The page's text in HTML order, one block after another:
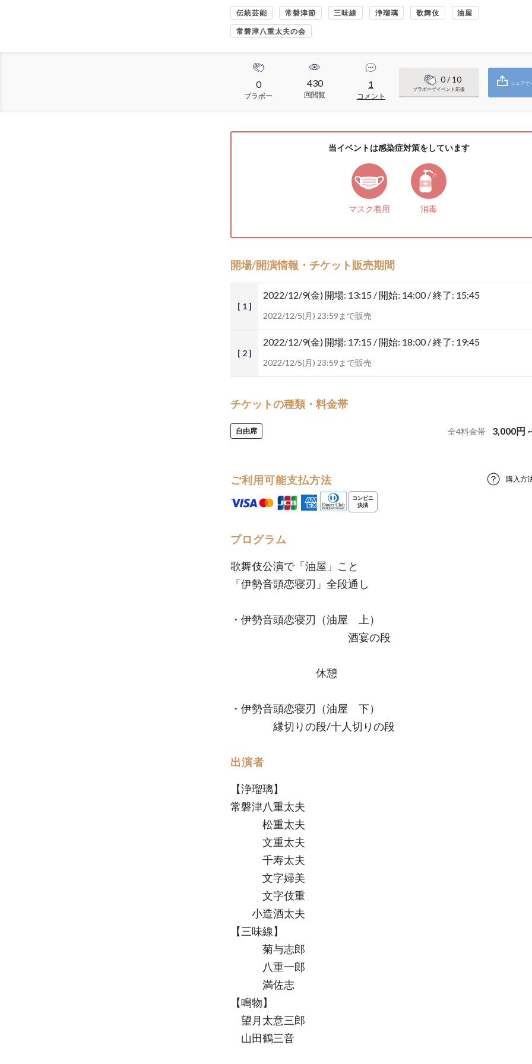
伝統芸能 常磐津節 三味線 浄瑠璃 歌舞伎 油屋
常磐津八重太夫の会
0
ブラボー
430
回閲覧
1
コメント
0/ 10
ブラボーでイベント応援
シェアで
当イベントは感染症対策をしています
マスク着用 消毒
開場/開演情報・チケット販売期間
[ 1 ]
2022/12/9(金) 開場: 13:15 / 開始: 14:00 / 終了: 15:45
2022/12/5(月) 23:59まで販売
[ 2 ]
2022/12/9(金) 開場: 17:15 / 開始: 18:00 / 終了: 19:45
2022/12/5(月) 23:59まで販売
チケットの種類・料金帯
自由席 全4料金帯 3,000円 ~
ご利用可能支払方法 購入方
プログラム
歌舞伎公演で「油屋」こと
「伊勢音頭恋寝刃」全段通し
・伊勢音頭恋寝刃（油屋 上）
酒宴の段
休憩
・伊勢音頭恋寝刃（油屋 下）
縁切りの段/十人切りの段
出演者
【浄瑠璃】
常磐津八重太夫
松重太夫
文重太夫
千寿太夫
文字婦美
文字伎重
小造酒太夫
【三味線】
菊与志郎
八重一郎
満佐志
【鳴物】
望月太意三郎
山田鶴三音